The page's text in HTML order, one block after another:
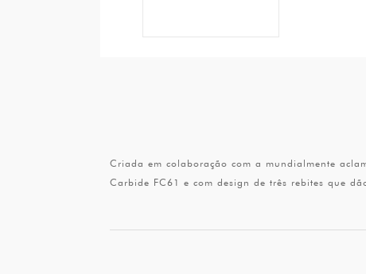
Criada em colaboração com a mundialmente
Carbide FC61 e com design de três rebites que